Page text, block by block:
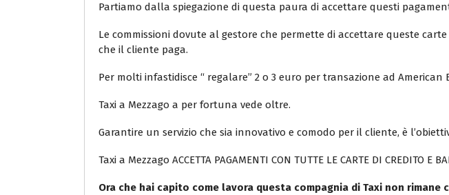
Partiamo dalla spiegazione di questa paura di accettare questi
Le commissioni dovute al gestore che permette di accettare queste
che il cliente paga.
Per molti infastidisce “ regalare” 2 o 3 euro per transazione ad American
Taxi a Mezzago a per fortuna vede oltre.
Garantire un servizio che sia innovativo e comodo per il cliente, è
Taxi a Mezzago ACCETTA PAGAMENTI CON TUTTE LE CARTE DI CREDITO E
Ora che hai capito come lavora questa compagnia di Taxi non